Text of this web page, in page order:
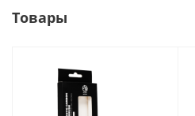
Товары